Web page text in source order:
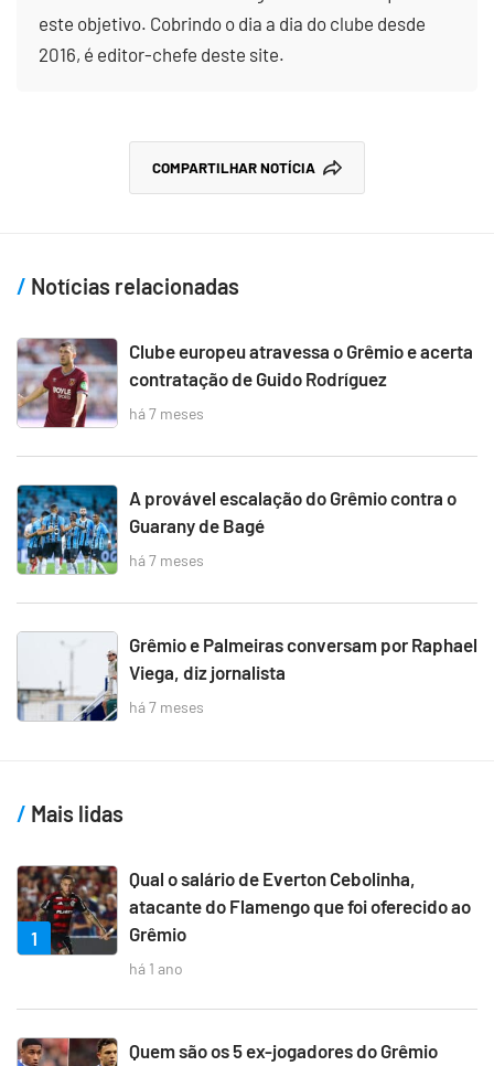
este objetivo. Cobrindo o dia a dia do clube desde
2016, é editor-chefe deste site.
COMPARTILHAR NOTÍCIA
Notícias relacionadas
Clube europeu atravessa o Grêmio e acerta
contratação de Guido Rodríguez
há 7 meses
A provável escalação do Grêmio contra o
Guarany de Bagé
há 7 meses
Grêmio e Palmeiras conversam por Raphael
Viega, diz jornalista
há 7 meses
Mais lidas
1
Qual o salário de Everton Cebolinha,
atacante do Flamengo que foi oferecido ao
Grêmio
há 1 ano
Quem são os 5 ex-jogadores do Grêmio